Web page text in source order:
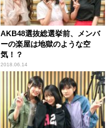
AKB48選抜総選挙前、メンバ
ーの楽屋は地獄のような空
気！？
2018.06.14